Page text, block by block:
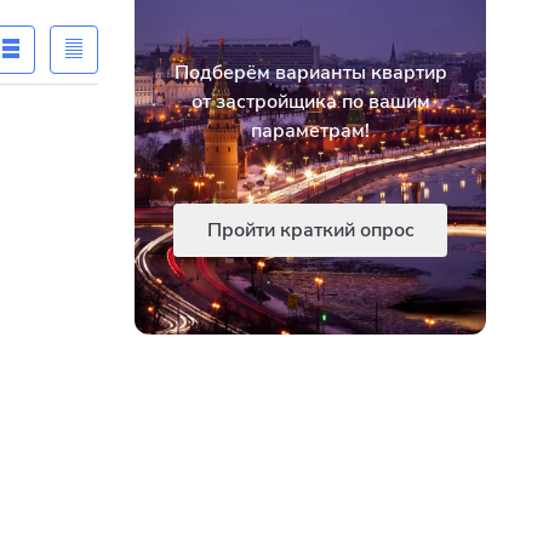
Подберём варианты квартир
от застройщика по вашим
параметрам!
Пройти краткий опрос